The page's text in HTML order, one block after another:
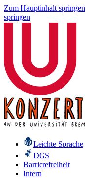
Zum Hauptinhalt springen
springen
Leichte Sprache
DGS
Barrierefreiheit
Intern